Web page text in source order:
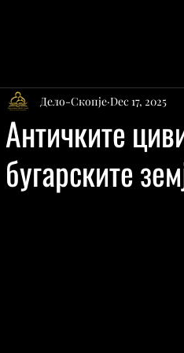
Античките
бугарските
Дело-Скопје Dec 17, 2025